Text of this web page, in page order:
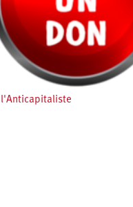
l'Anticapitaliste